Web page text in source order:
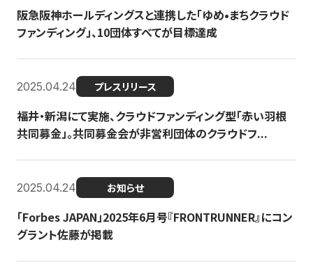
阪急阪神ホールディングスと連携した「ゆめ•まちクラウド
ファンディング」、10団体すべてが目標達成
2025.04.24 プレスリリース
福井・新潟にて実施、クラウドファンディング型「赤い羽根
共同募金」。共同募金会が非営利団体のクラウドフ...
2025.04.24 お知らせ
「Forbes JAPAN」2025年6月号『FRONTRUNNER』にコン
グラント佐藤が掲載